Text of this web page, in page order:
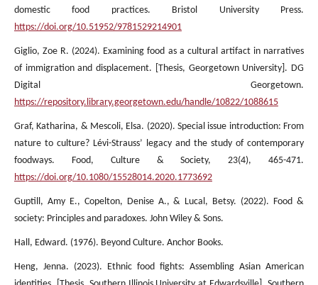
domestic food practices. Bristol University Press.
https://doi.org/10.51952/9781529214901
Giglio, Zoe R. (2024). Examining food as a cultural artifact in narratives
of immigration and displacement. [Thesis, Georgetown University]. DG
Digital Georgetown.
https://repository.library.georgetown.edu/handle/10822/1088615
Graf, Katharina, & Mescoli, Elsa. (2020). Special issue introduction: From
nature to culture? Lévi-Strauss’ legacy and the study of contemporary
foodways. Food, Culture & Society, 23(4), 465-471.
https://doi.org/10.1080/15528014.2020.1773692
Guptill, Amy E., Copelton, Denise A., & Lucal, Betsy. (2022). Food &
society: Principles and paradoxes. John Wiley & Sons.
Hall, Edward. (1976). Beyond Culture. Anchor Books.
Heng, Jenna. (2023). Ethnic food fights: Assembling Asian American